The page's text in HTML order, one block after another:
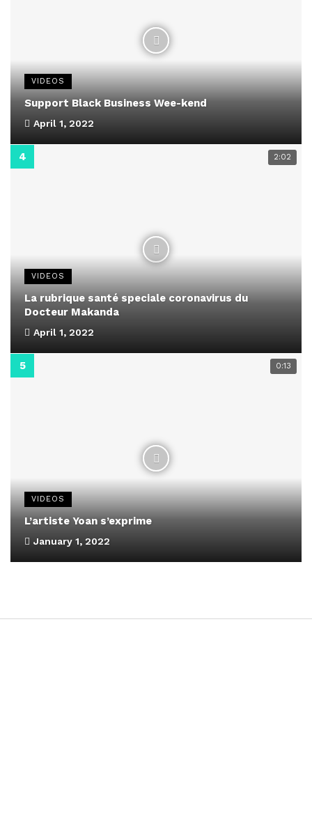
VIDEOS
Support Black Business Wee-kend
April 1, 2022
2:02
VIDEOS
La rubrique santé speciale coronavirus du
Docteur Makanda
April 1, 2022
0:13
VIDEOS
L’artiste Yoan s’exprime
January 1, 2022